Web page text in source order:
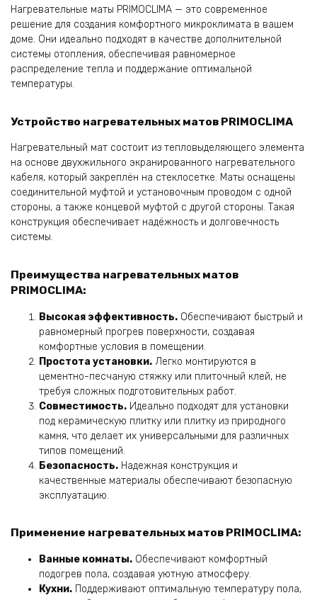
Нагревательные маты PRIMOCLIMA — это современное
решение для создания комфортного микроклимата в вашем
доме. Они идеально подходят в качестве дополнительной
системы отопления, обеспечивая равномерное
распределение тепла и поддержание оптимальной
температуры.
Устройство нагревательных матов PRIMOCLIMA
Нагревательный мат состоит из тепловыделяющего элемента
на основе двухжильного экранированного нагревательного
кабеля, который закреплён на стеклосетке. Маты оснащены
соединительной муфтой и установочным проводом с одной
стороны, а также концевой муфтой с другой стороны. Такая
конструкция обеспечивает надёжность и долговечность
системы.
Преимущества нагревательных матов
PRIMOCLIMA:
Высокая эффективность. Обеспечивают быстрый и
равномерный прогрев поверхности, создавая
комфортные условия в помещении.
Простота установки. Легко монтируются в
цементно-песчаную стяжку или плиточный клей, не
требуя сложных подготовительных работ.
Совместимость. Идеально подходят для установки
под керамическую плитку или плитку из природного
камня, что делает их универсальными для различных
типов помещений.
Безопасность. Надежная конструкция и
качественные материалы обеспечивают безопасную
эксплуатацию.
Применение нагревательных матов PRIMOCLIMA:
Ванные комнаты. Обеспечивают комфортный
подогрев пола, создавая уютную атмосферу.
Кухни. Поддерживают оптимальную температуру пола,